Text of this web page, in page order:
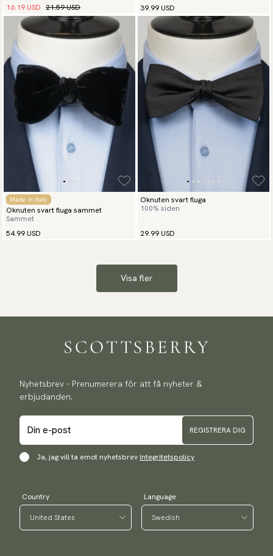
16.19 USD 21.59 USD
39.99 USD
Made in Italy
Oknuten svart fluga sammet
Sammet
54.99 USD
Oknuten svart fluga
100% siden
29.99 USD
Visa fler
Nyhetsbrev - Prenumerera för att få nyheter &
erbjudanden.
REGISTRERA DIG
Ja, jag vill ta emot nyhetsbrev Integritetspolicy
Country Language